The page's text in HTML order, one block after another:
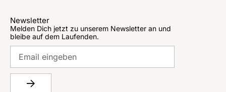
Newsletter
Melden Dich jetzt zu unserem Newsletter an und
bleibe auf dem Laufenden.